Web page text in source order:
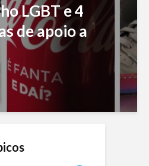
LGBT e 4
de apoio a